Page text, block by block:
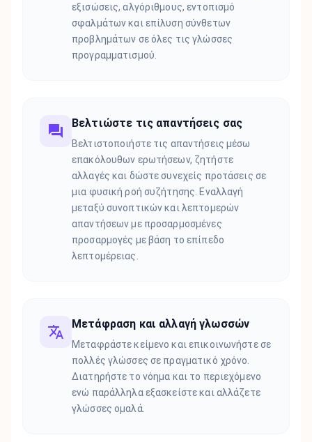
εξισώσεις, αλγόριθμους, εντοπισμό
σφαλμάτων και επίλυση σύνθετων
προβλημάτων σε όλες τις γλώσσες
προγραμματισμού.
Βελτιώστε τις απαντήσεις σας
Βελτιστοποιήστε τις απαντήσεις μέσω
επακόλουθων ερωτήσεων, ζητήστε
αλλαγές και δώστε συνεχείς προτάσεις σε
μια φυσική ροή συζήτησης. Εναλλαγή
μεταξύ συνοπτικών και λεπτομερών
απαντήσεων με προσαρμοσμένες
προσαρμογές με βάση το επίπεδο
λεπτομέρειας.
Μετάφραση και αλλαγή γλωσσών
Μεταφράστε κείμενο και επικοινωνήστε σε
πολλές γλώσσες σε πραγματικό χρόνο.
Διατηρήστε το νόημα και το περιεχόμενο
ενώ παράλληλα εξασκείστε και αλλάζετε
γλώσσες ομαλά.